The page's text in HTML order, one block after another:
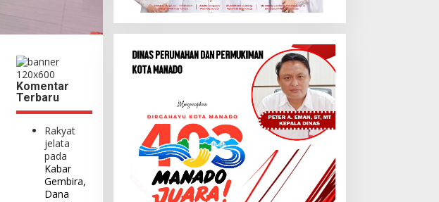
Komentar
Terbaru
Rakyat
jelata
pada
Kabar
Gembira,
Dana